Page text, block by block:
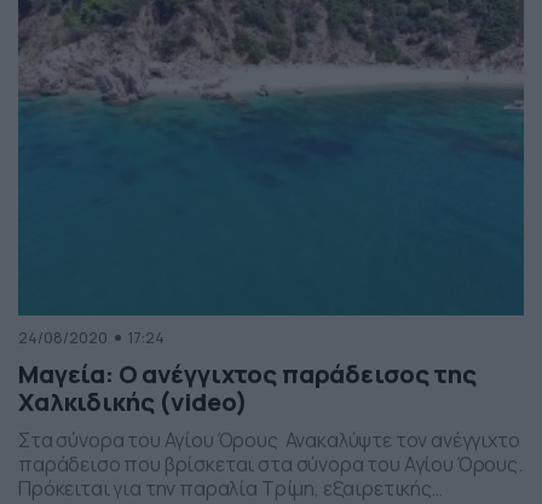
ξακουστό σε όλα τα μήκη […]
24/08/2020 17:24
Μαγεία: Ο ανέγγιχτος παράδεισος της
Χαλκιδικής (video)
Στα σύνορα του Αγίου Όρους Ανακαλύψτε τον ανέγγιχτο
παράδεισο που βρίσκεται στα σύνορα του Αγίου Όρους.
Πρόκειται για την παραλία Τρίμη, εξαιρετικής